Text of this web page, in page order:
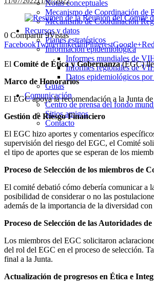
Notas conceptuales
Mecanismo de Coordinación de
Mecanismo de Coordinación
Recursos y datos
Planes estratégicos
Información epidemiológica
Informes mundiales de
Informes regionales de
Datos epidemiológicos por
Guías
Comunicación
Centro de prensa del fondo
Sitios amigos
Contacto
0 Compartir 9Vistas
FacebookTwitterlinkedinPinterestGoogle+
El Comité de Ética y Gobernanza(EGC)
Marco de Honorarios
El EGC apoya la recomendación a la Junta
Gestión de Riesgo Financiero
El EGC hizo aportes y comentarios
supervisión del riesgo del EGC, el Comité
el tipo de aportes que se esperan de los
Proceso de Selección de los miembros de
El comité debatió cómo debería comunicar a
posibilidad de considerar o no las
además de la importancia de la diversidad
Proceso de Selección de las Autoridades
Los miembros del EGC solicitaron
del rol del EGC en el proceso de selección.
final a la Junta.
Actualización de progresos en Ética e